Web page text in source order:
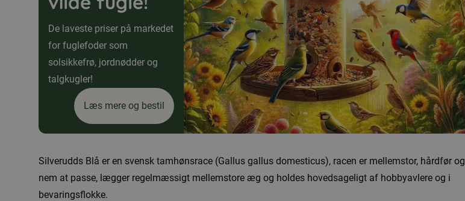
De laveste priser på markedet
for fuglefoder som
solsikkefrø, jordnødder og
talgkugler!
Læs mere og bestil
Silverudds Blå er en svensk tamhønsrace (Gallus gallus domesticus), racen er mellemstor, hårdfør og
nem at passe, lægger regelmæssigt mellemstore æg og holdes hovedsageligt af hobbyavlere og i
bevaringsflokke.